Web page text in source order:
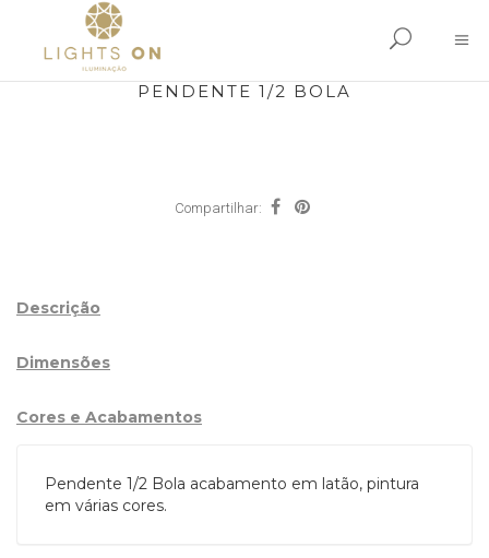
PENDENTE 1/2 BOLA
Compartilhar:
Descrição
Dimensões
Cores e Acabamentos
Pendente 1/2 Bola acabamento em latão, pintura
em várias cores.